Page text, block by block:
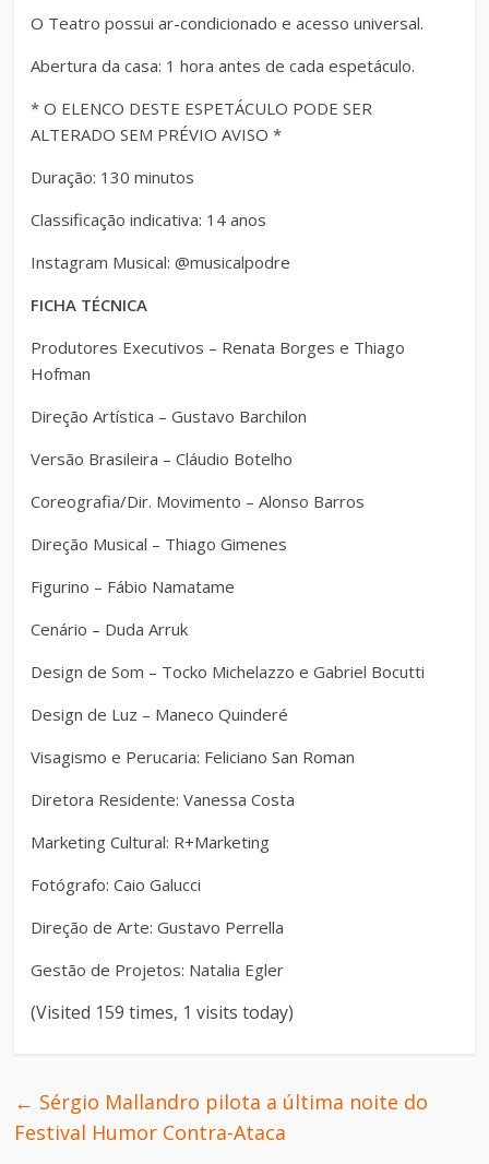
O Teatro possui ar-condicionado e acesso universal.
Abertura da casa: 1 hora antes de cada espetáculo.
* O ELENCO DESTE ESPETÁCULO PODE SER
ALTERADO SEM PRÉVIO AVISO *
Duração: 130 minutos
Classificação indicativa: 14 anos
Instagram Musical: @musicalpodre
FICHA TÉCNICA
Produtores Executivos – Renata Borges e Thiago
Hofman
Direção Artística – Gustavo Barchilon
Versão Brasileira – Cláudio Botelho
Coreografia/Dir. Movimento – Alonso Barros
Direção Musical – Thiago Gimenes
Figurino – Fábio Namatame
Cenário – Duda Arruk
Design de Som – Tocko Michelazzo e Gabriel Bocutti
Design de Luz – Maneco Quinderé
Visagismo e Perucaria: Feliciano San Roman
Diretora Residente: Vanessa Costa
Marketing Cultural: R+Marketing
Fotógrafo: Caio Galucci
Direção de Arte: Gustavo Perrella
Gestão de Projetos: Natalia Egler
(Visited 159 times, 1 visits today)
← Sérgio Mallandro pilota a última noite do
Festival Humor Contra-Ataca